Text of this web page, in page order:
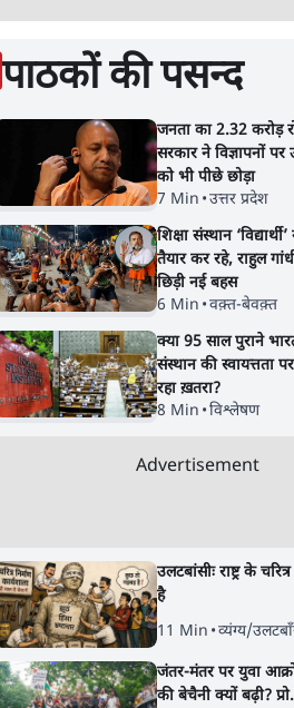
पेश
ने
बड़ा बदलाव? | Ashutosh
Ki Baat
पाठकों की पसन्द
जनता का 2.32 करोड़
सरकार ने विज्ञापनों पर
को भी पीछे छोड़ा
7 Min •उत्तर प्रदेश
शिक्षा संस्थान
तैयार कर रहे, राहुल
छिड़ी नई बहस
6 Min •वक़्त-बेवक़्त
क्या 95 साल पुराने
संस्थान की स्वायत्तता
रहा ख़तरा?
8 Min •विश्लेषण
Advertisement
उलटबांसीः राष्ट्र के
है
11 Min •व्यंग्य/
जंतर-मंतर पर युवा
की बेचैनी क्यों बढ़ी?